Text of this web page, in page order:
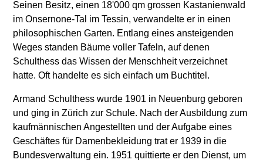
Seinen Besitz, einen 18'000 qm grossen Kastanienwald
im Onsernone-Tal im Tessin, verwandelte er in einen
philosophischen Garten. Entlang eines ansteigenden
Weges standen Bäume voller Tafeln, auf denen
Schulthess das Wissen der Menschheit verzeichnet
hatte. Oft handelte es sich einfach um Buchtitel.
Armand Schulthess wurde 1901 in Neuenburg geboren
und ging in Zürich zur Schule. Nach der Ausbildung zum
kaufmännischen Angestellten und der Aufgabe eines
Geschäftes für Damenbekleidung trat er 1939 in die
Bundesverwaltung ein. 1951 quittierte er den Dienst, um